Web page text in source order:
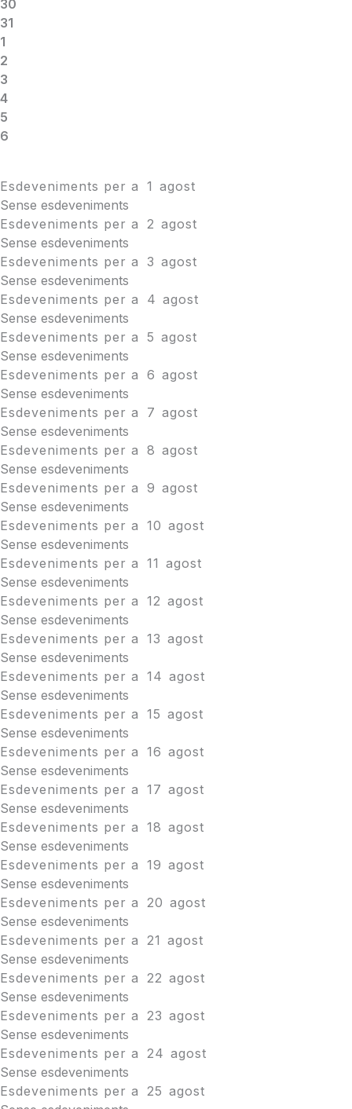
30
31
1
2
3
4
5
6
Esdeveniments per a 1 agost
Sense esdeveniments
Esdeveniments per a
2 agost
Sense esdeveniments
Esdeveniments per a 3 agost
Sense esdeveniments
Esdeveniments per a
4 agost
Sense esdeveniments
Esdeveniments per a 5 agost
Sense esdeveniments
Esdeveniments per a 6 agost
Sense esdeveniments
Esdeveniments per a
7 agost
Sense esdeveniments
Esdeveniments per a 8 agost
Sense esdeveniments
Esdeveniments per a 9 agost
Sense esdeveniments
Esdeveniments per a 10 agost
Sense esdeveniments
Esdeveniments per a 11 agost
Sense esdeveniments
Esdeveniments per a 12 agost
Sense esdeveniments
Esdeveniments per a 13 agost
Sense esdeveniments
Esdeveniments per a 14 agost
Sense esdeveniments
Esdeveniments per a 15 agost
Sense esdeveniments
Esdeveniments per a 16 agost
Sense esdeveniments
Esdeveniments per a 17 agost
Sense esdeveniments
Esdeveniments per a 18 agost
Sense esdeveniments
Esdeveniments per a 19 agost
Sense esdeveniments
Esdeveniments per a
20 agost
Sense esdeveniments
Esdeveniments per a
21 agost
Sense esdeveniments
Esdeveniments per a
22 agost
Sense esdeveniments
Esdeveniments per a
23 agost
Sense esdeveniments
Esdeveniments per a
24 agost
Sense esdeveniments
Esdeveniments per a
25 agost